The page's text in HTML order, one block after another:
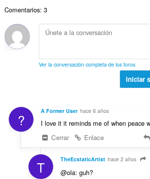
Comentarios: 3
Ver la conversación completa de los foros
Iniciar
? A Former User hace 6 años
I love it it reminds me of when peace
Cerrar
Enlace
T TheEcstaticArtist hace 2 años
@ola: guh?